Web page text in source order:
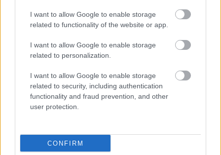
I want to allow Google to enable storage
related to functionality of the website or app.
I want to allow Google to enable storage
related to personalization.
I want to allow Google to enable storage
related to security, including authentication
functionality and fraud prevention, and other
user protection.
CONFIRM
#MÉSZÁROS LŐRINC
#MATTERSBURG
Autópiac
Hyundai Ioniq 5 Hyundai Tucson